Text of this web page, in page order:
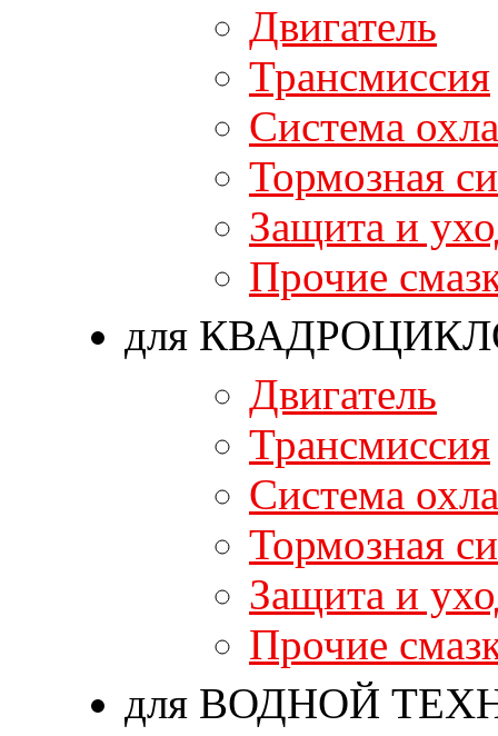
Двигатель
Трансмиссия
Система
Тормозная
Защита и
Прочие
для
Двигатель
Трансмиссия
Система
Тормозная
Защита и
Прочие
для ВОДНОЙ